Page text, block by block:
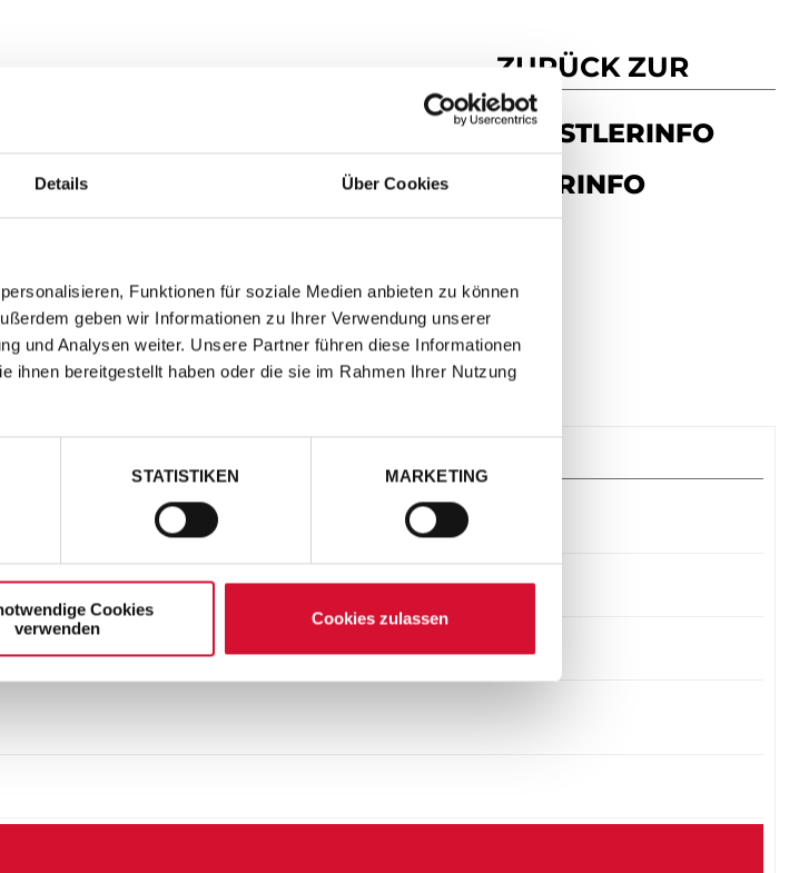
Details Über Cookies
Funktionen für soziale Medien anbieten zu können
geben wir Informationen zu Ihrer Verwendung unserer
und Analysen weiter. Unsere Partner führen diese Informationen
ihnen bereitgestellt haben oder die sie im Rahmen Ihrer Nutzung
STATISTIKEN MARKETING
Cookies
verwenden
Cookies zulassen
ZURÜCK ZUR
KÜNSTLERINFO
TOURINFO